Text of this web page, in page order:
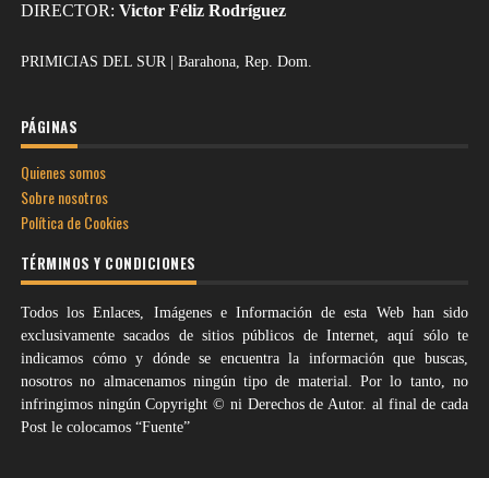
DIRECTOR: Victor Féliz Rodríguez
PRIMICIAS DEL SUR | Barahona, Rep. Dom.
PÁGINAS
Quienes somos
Sobre nosotros
Política de Cookies
TÉRMINOS Y CONDICIONES
Todos los Enlaces, Imágenes e Información de esta Web han sido
exclusivamente sacados de sitios públicos de Internet, aquí sólo te
indicamos cómo y dónde se encuentra la información que buscas,
nosotros no almacenamos ningún tipo de material. Por lo tanto, no
infringimos ningún Copyright © ni Derechos de Autor. al final de cada
Post le colocamos “Fuente”